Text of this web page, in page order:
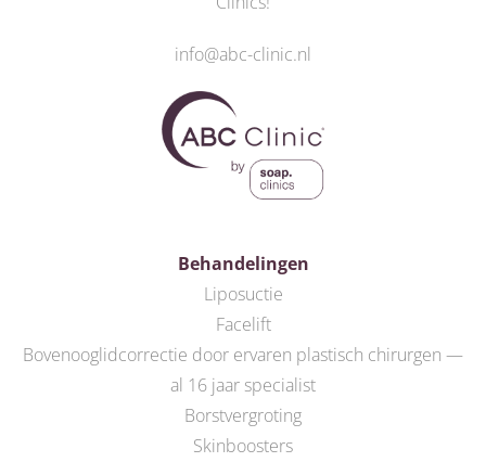
info@abc-clinic.nl
Behandelingen
Liposuctie
Facelift
Bovenooglidcorrectie door ervaren plastisch chirurgen —
al 16 jaar specialist
Borstvergroting
Skinboosters